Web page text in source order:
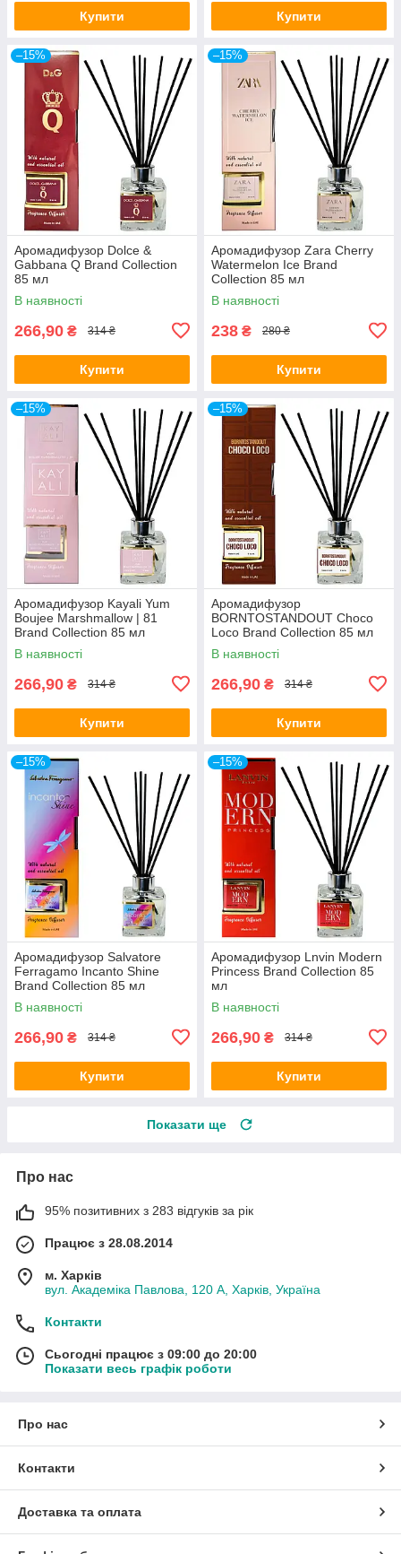
Купити Купити
–15%
Аромадифузор Dolce &
Gabbana Q Brand Collection
85 мл
В наявності
266,90 ₴ 314 ₴
Купити
–15%
Аромадифузор Zara Cherry
Watermelon Ice Brand
Collection 85 мл
В наявності
238 ₴ 280 ₴
Купити
–15%
Аромадифузор Kayali Yum
Boujee Marshmallow | 81
Brand Collection 85 мл
В наявності
266,90 ₴ 314 ₴
Купити
–15%
Аромадифузор
BORNTOSTANDOUT Choco
Loco Brand Collection 85 мл
В наявності
266,90 ₴ 314 ₴
Купити
–15%
Аромадифузор Salvatore
Ferragamo Incanto Shine
Brand Collection 85 мл
В наявності
266,90 ₴ 314 ₴
Купити
–15%
Аромадифузор Lnvin Modern
Princess Brand Collection 85
мл
В наявності
266,90 ₴ 314 ₴
Купити
Показати ще
Про нас
95% позитивних з 283 відгуків за рік
Працює з 28.08.2014
м. Харків
вул. Академіка Павлова, 120 А, Харків, Україна
Контакти
Сьогодні працює з 09:00 до 20:00
Показати весь графік роботи
Про нас
Контакти
Доставка та оплата